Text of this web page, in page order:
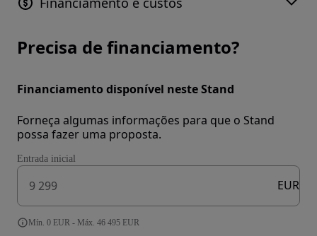
Precisa de financiamento?
Financiamento disponível neste Stand
Forneça algumas informações para que o Stand
possa fazer uma proposta.
Entrada inicial
EUR
Mín. 0 EUR - Máx. 46 495 EUR